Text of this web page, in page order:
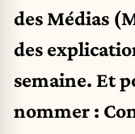
des Médias
des
semaine. Et
nommer :